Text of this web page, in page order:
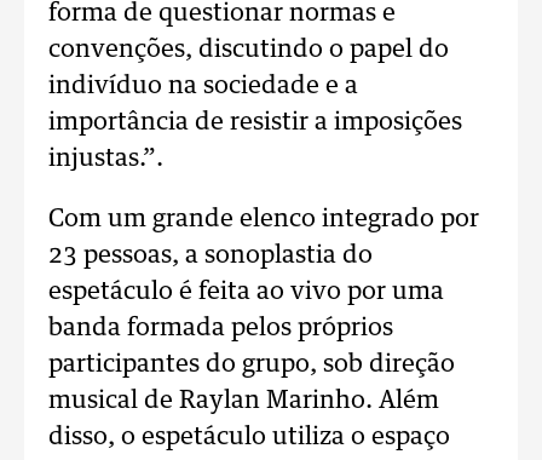
forma de questionar normas e
convenções, discutindo o papel do
indivíduo na sociedade e a
importância de resistir a imposições
injustas.”.
Com um grande elenco integrado por
23 pessoas, a sonoplastia do
espetáculo é feita ao vivo por uma
banda formada pelos próprios
participantes do grupo, sob direção
musical de Raylan Marinho. Além
disso, o espetáculo utiliza o espaço